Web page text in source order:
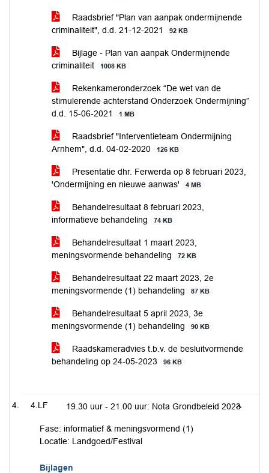
Raadsbrief "Plan van aanpak ondermijnende
criminaliteit", d.d. 21-12-2021
92 KB
Bijlage - Plan van aanpak Ondermijnende
criminaliteit
1008 KB
Rekenkameronderzoek “De wet van de
stimulerende achterstand Onderzoek Ondermijning”
d.d. 15-06-2021
1 MB
Raadsbrief "Interventieteam Ondermijning
Arnhem", d.d. 04-02-2020
126 KB
Presentatie dhr. Ferwerda op 8 februari 2023,
'Ondermijning en nieuwe aanwas'
4 MB
Behandelresultaat 8 februari 2023,
informatieve behandeling
74 KB
Behandelresultaat 1 maart 2023,
meningsvormende behandeling
72 KB
Behandelresultaat 22 maart 2023, 2e
meningsvormende (1) behandeling
87 KB
Behandelresultaat 5 april 2023, 3e
meningsvormende (1) behandeling
90 KB
Raadskameradvies t.b.v. de besluitvormende
behandeling op 24-05-2023
96 KB
4.LF 19.30 uur - 21.00 uur: Nota Grondbeleid 2023
Fase: informatief & meningsvormend (1)
Locatie: Landgoed/Festival
Bijlagen